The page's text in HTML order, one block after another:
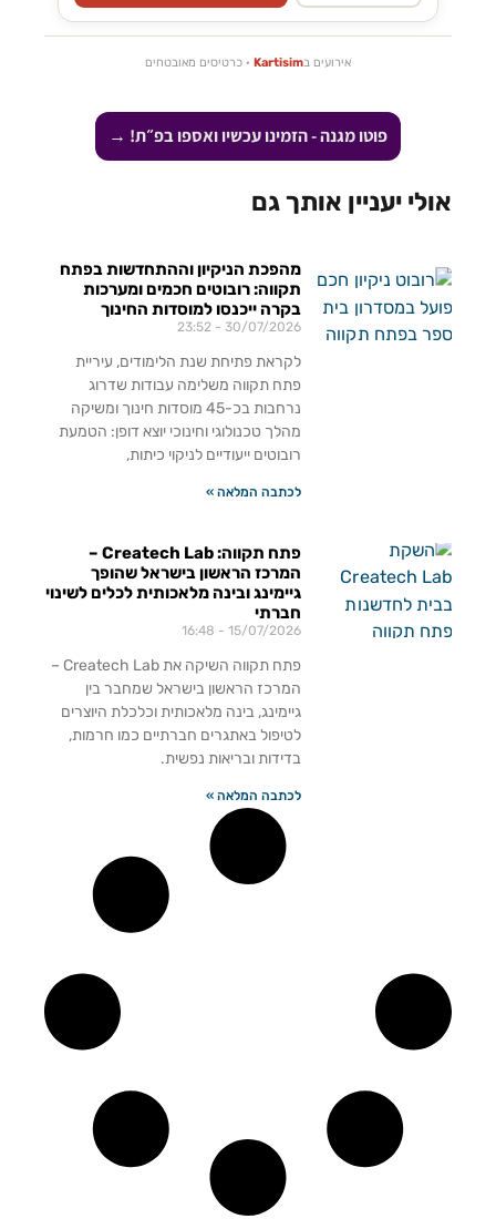
אירועים בKartisim · כרטיסים מאובטחים
פוטו מגנה - הזמינו עכשיו ואספו בפ״ת! →
אולי יעניין אותך גם
מהפכת הניקיון וההתחדשות בפתח
תקווה: רובוטים חכמים ומערכות
בקרה ייכנסו למוסדות החינוך
30/07/2026
לקראת פתיחת שנת הלימודים, עיריית
פתח תקווה משלימה עבודות שדרוג
נרחבות בכ-45 מוסדות חינוך ומשיקה
מהלך טכנולוגי וחינוכי יוצא דופן: הטמעת
רובוטים ייעודיים לניקוי כיתות,
לכתבה המלאה »
פתח תקווה: Createch Lab –
המרכז הראשון בישראל שהופך
גיימינג ובינה מלאכותית לכלים לשינוי
חברתי
15/07/2026
פתח תקווה השיקה את Createch Lab –
המרכז הראשון בישראל שמחבר בין
גיימינג, בינה מלאכותית וכלכלת היוצרים
לטיפול באתגרים חברתיים כמו חרמות,
בדידות ובריאות נפשית.
לכתבה המלאה »